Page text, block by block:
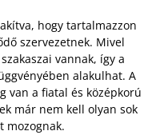
hogy tartalmazzon
szervezetnek. Mivel
vannak, így a
alakulhat. A
van a fiatal és középkorú
már nem kell olyan sok
mozognak.